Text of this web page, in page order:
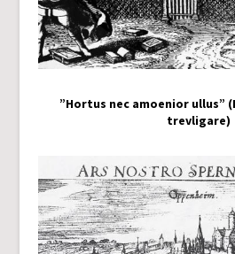
”Hortus nec amoenior ullus”
trevligare)